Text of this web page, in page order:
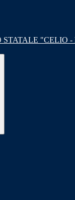
STATALE "CELIO -